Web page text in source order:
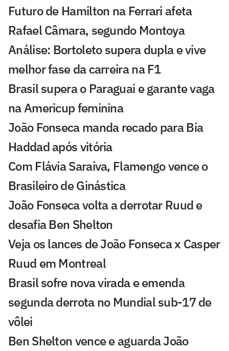
Futuro de Hamilton na Ferrari afeta
Rafael Câmara, segundo Montoya
Análise: Bortoleto supera dupla e vive
melhor fase da carreira na F1
Brasil supera o Paraguai e garante vaga
na Americup feminina
João Fonseca manda recado para Bia
Haddad após vitória
Com Flávia Saraiva, Flamengo vence o
Brasileiro de Ginástica
João Fonseca volta a derrotar Ruud e
desafia Ben Shelton
Veja os lances de João Fonseca x Casper
Ruud em Montreal
Brasil sofre nova virada e emenda
segunda derrota no Mundial sub-17 de
vôlei
Ben Shelton vence e aguarda João